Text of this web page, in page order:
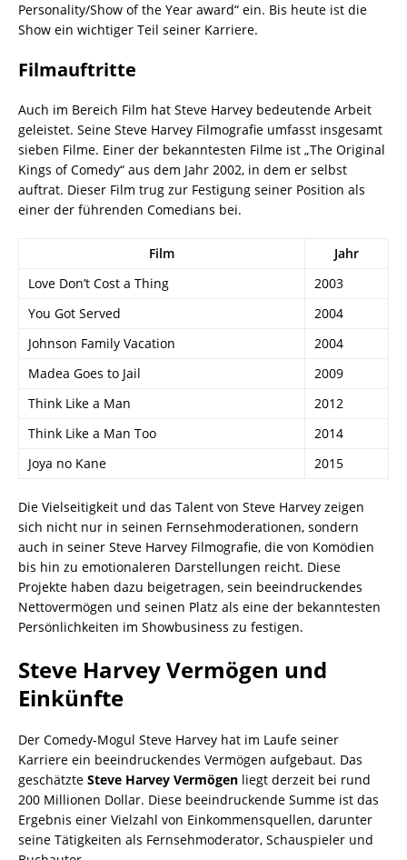
Personality/Show of the Year award“ ein. Bis heute ist die
Show ein wichtiger Teil seiner Karriere.
Filmauftritte
Auch im Bereich Film hat Steve Harvey bedeutende Arbeit
geleistet. Seine Steve Harvey Filmografie umfasst insgesamt
sieben Filme. Einer der bekanntesten Filme ist „The Original
Kings of Comedy“ aus dem Jahr 2002, in dem er selbst
auftrat. Dieser Film trug zur Festigung seiner Position als
einer der führenden Comedians bei.
Film
Jahr
Love Don’t Cost a Thing
2003
You Got Served
2004
Johnson Family Vacation
2004
Madea Goes to Jail
2009
Think Like a Man
2012
Think Like a Man Too
2014
Joya no Kane
2015
Die Vielseitigkeit und das Talent von Steve Harvey zeigen
sich nicht nur in seinen Fernsehmoderationen, sondern
auch in seiner Steve Harvey Filmografie, die von Komödien
bis hin zu emotionaleren Darstellungen reicht. Diese
Projekte haben dazu beigetragen, sein beeindruckendes
Nettovermögen und seinen Platz als eine der bekanntesten
Persönlichkeiten im Showbusiness zu festigen.
Steve Harvey Vermögen und
Einkünfte
Der Comedy-Mogul Steve Harvey hat im Laufe seiner
Karriere ein beeindruckendes Vermögen aufgebaut. Das
geschätzte Steve Harvey Vermögen liegt derzeit bei rund
200 Millionen Dollar. Diese beeindruckende Summe ist das
Ergebnis einer Vielzahl von Einkommensquellen, darunter
seine Tätigkeiten als Fernsehmoderator, Schauspieler und